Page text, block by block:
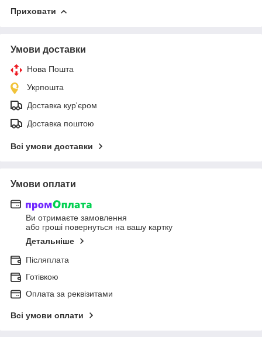
Приховати
Умови доставки
Нова Пошта
Укрпошта
Доставка кур'єром
Доставка поштою
Всі умови доставки
Умови оплати
Ви отримаєте замовлення
або гроші повернуться на вашу картку
Детальніше
Післяплата
Готівкою
Оплата за реквізитами
Всі умови оплати